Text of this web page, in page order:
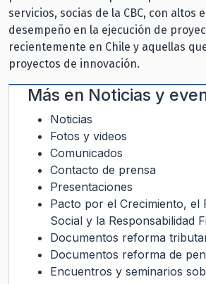
servicios, socias de la CBC, con altos
desempeño en la ejecución de
recientemente en Chile y aquellas
proyectos de innovación.
Más en Noticias y
Noticias
Fotos y videos
Comunicados
Contacto de prensa
Presentaciones
Pacto por el Crecimiento, el
Social y la Responsabilidad
Documentos reforma
Documentos reforma de
Encuentros y seminarios